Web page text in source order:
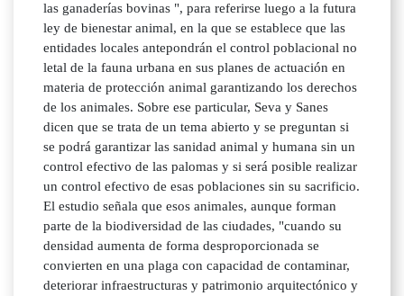
las ganaderías bovinas ", para referirse luego a la futura
ley de bienestar animal, en la que se establece que las
entidades locales antepondrán el control poblacional no
letal de la fauna urbana en sus planes de actuación en
materia de protección animal garantizando los derechos
de los animales. Sobre ese particular, Seva y Sanes
dicen que se trata de un tema abierto y se preguntan si
se podrá garantizar las sanidad animal y humana sin un
control efectivo de las palomas y si será posible realizar
un control efectivo de esas poblaciones sin su sacrificio.
El estudio señala que esos animales, aunque forman
parte de la biodiversidad de las ciudades, "cuando su
densidad aumenta de forma desproporcionada se
convierten en una plaga con capacidad de contaminar,
deteriorar infraestructuras y patrimonio arquitectónico y